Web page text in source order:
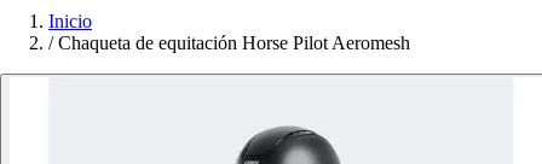
Inicio
/ Chaqueta de equitación Horse Pilot Aeromesh